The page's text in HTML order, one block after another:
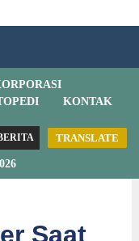
KONTAK
TRANSLATE
Saat